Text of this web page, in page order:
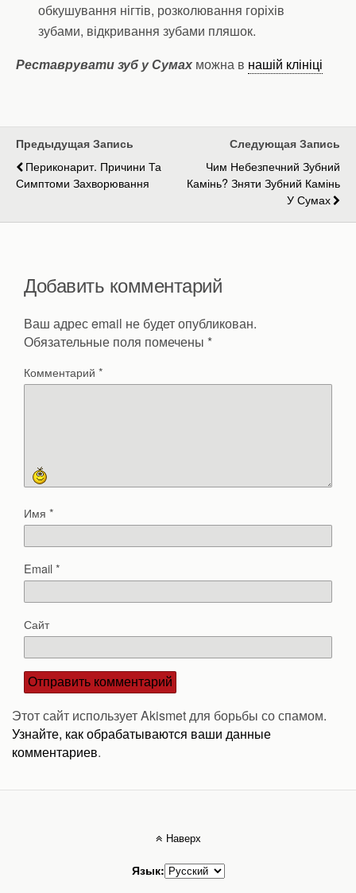
обкушування нігтів, розколювання горіхів
зубами, відкривання зубами пляшок.
Реставрувати зуб у Сумах можна в нашій клініці
Предыдущая Запись
Периконарит. Причини Та
Симптоми Захворювання
Следующая Запись
Чим Небезпечний Зубний
Камінь? Зняти Зубний Камінь
У Сумах
Добавить комментарий
Ваш адрес email не будет опубликован.
Обязательные поля помечены *
Комментарий *
Имя *
Email*
Сайт
Этот сайт использует Akismet для борьбы со спамом.
Узнайте, как обрабатываются ваши данные
комментариев.
Наверх
Язык: